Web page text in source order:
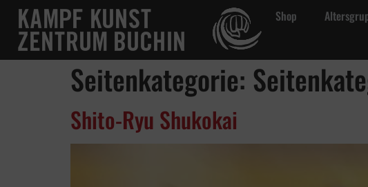
springen
Shop
Shop
Altersgruppen
Seitenkategorie:
Shito-Ryu Shukokai